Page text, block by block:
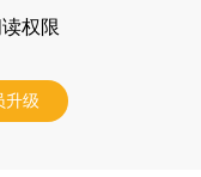
权限
升级